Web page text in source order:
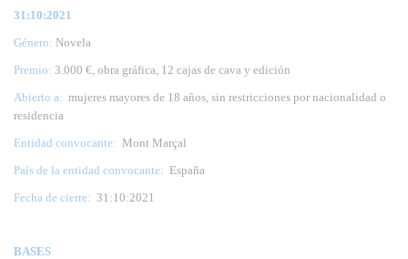
31:10:2021
Género: Novela
Premio: 3.000 €, obra gráfica, 12 cajas de cava y edición
Abierto a: mujeres mayores de 18 años, sin restricciones por nacionalidad o
residencia
Entidad convocante: Mont Marçal
País de la entidad convocante: España
Fecha de cierre: 31:10:2021
BASES